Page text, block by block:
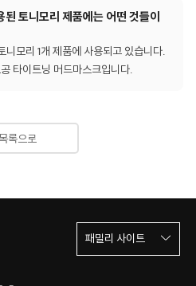
토니모리 제품에는 어떤 것들이
모리 1개 제품에 사용되고 있습니다.
타이트닝 머드마스크입니다.
목록으로
패밀리 사이트